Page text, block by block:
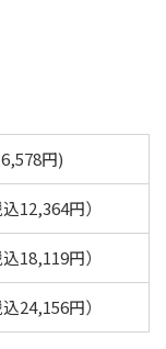
円)
12,364円）
18,119円）
24,156円）